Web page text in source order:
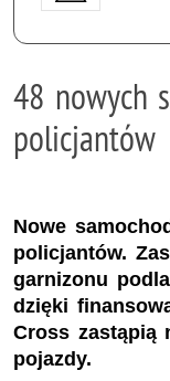
48 nowych
policjantów
Nowe
policjantów.
garnizonu
dzięki
Cross zastąpią
pojazdy.